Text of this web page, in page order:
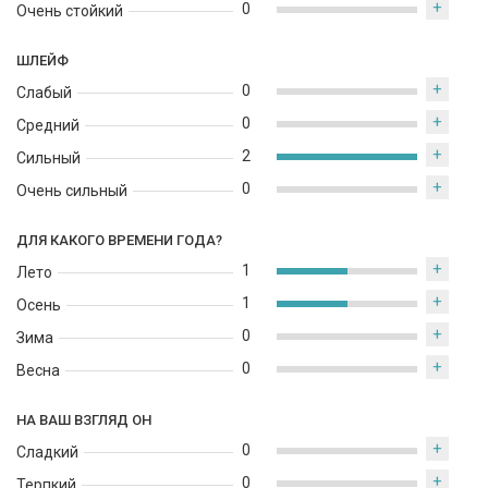
Очень стойкий
0 +
ШЛЕЙФ
Слабый
Средний
Сильный
Очень сильный
0 +
0 +
2 +
0 +
ДЛЯ КАКОГО ВРЕМЕНИ ГОДА?
Лето
Осень
Зима
Весна
1 +
1 +
0 +
0 +
НА ВАШ ВЗГЛЯД ОН
Сладкий
0 +
0 +